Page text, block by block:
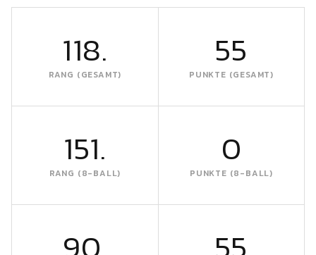
118.
RANG (GESAMT)
55
PUNKTE (GESAMT)
151.
RANG (8-BALL)
0
PUNKTE (8-BALL)